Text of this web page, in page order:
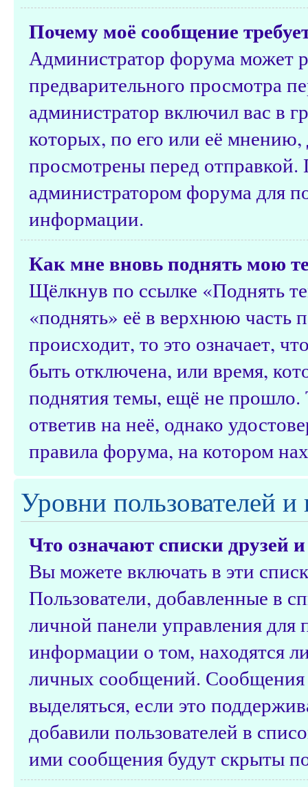
Почему моё сообщение
Администратор форума может
предварительного просмотра
администратор включил вас в
которых, по его или её
просмотрены перед отправкой.
администратором форума для
информации.
Как мне вновь поднять мою
Щёлкнув по ссылке «Поднять
«поднять» её в верхнюю часть
происходит, то это означает,
быть отключена, или время,
поднятия темы, ещё не
ответив на неё, однако
правила форума, на котором
Уровни пользователей
Что означают списки друзей
Вы можете включать в эти
Пользователи, добавленные в
личной панели управления для
информации о том, находятся
личных сообщений. Сообщения
выделяться, если это
добавили пользователей в
ими сообщения будут скрыты